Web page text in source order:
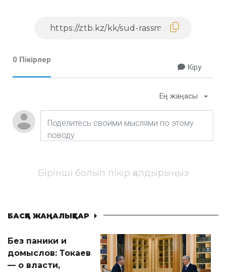
0 Пікірлер
Кіру
Ең жаңасы
Бірінші болып пікір қалдырыңыз
БАСҚА ЖАҢАЛЫҚТАР
Без паники и
домыслов: Токаев
— о власти,